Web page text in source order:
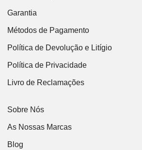
Garantia
Métodos de Pagamento
Política de Devolução e Litígio
Política de Privacidade
Livro de Reclamações
Sobre Nós
As Nossas Marcas
Blog